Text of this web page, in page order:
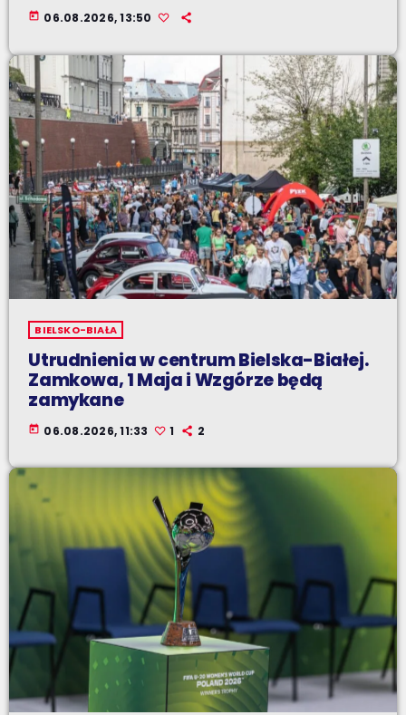
today 06.08.2026, 13:50
BIELSKO-BIAŁA
Utrudnienia w centrum Bielska-Białej.
Zamkowa, 1 Maja i Wzgórze będą
zamykane
today 06.08.2026, 11:33 1 2